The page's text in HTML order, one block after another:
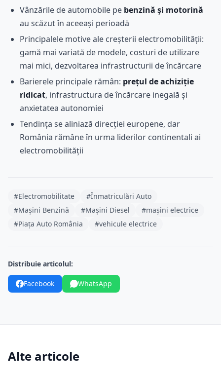
Vânzările de automobile pe benzină și motorină
au scăzut în aceeași perioadă
Principalele motive ale creșterii electromobilității:
gamă mai variată de modele, costuri de utilizare
mai mici, dezvoltarea infrastructurii de încărcare
Barierele principale rămân: prețul de achiziție
ridicat, infrastructura de încărcare inegală și
anxietatea autonomiei
Tendința se aliniază direcției europene, dar
România rămâne în urma liderilor continentali ai
electromobilității
#Electromobilitate
#Înmatriculări Auto
#Mașini Benzină
#Mașini Diesel
#mașini electrice
#Piața Auto România
#vehicule electrice
Distribuie articolul:
Facebook WhatsApp
Alte articole